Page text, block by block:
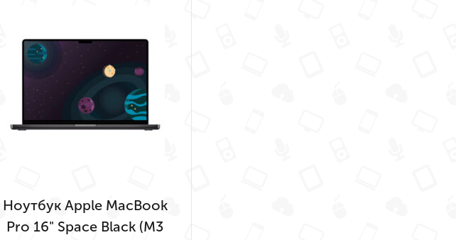
Ноутбук Apple MacBook
Pro 16" Space Black (M3